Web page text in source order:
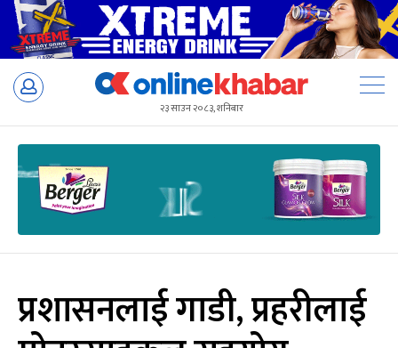
Skip
२३ साउन २०८३, शनिबार
प्रशासनलाई गाडी, प्रहरीलाई